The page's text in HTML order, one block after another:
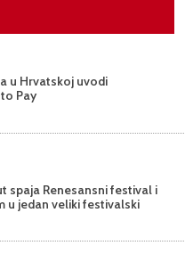
u Hrvatskoj uvodi
Pay
spaja Renesansni festival i
u jedan veliki festivalski